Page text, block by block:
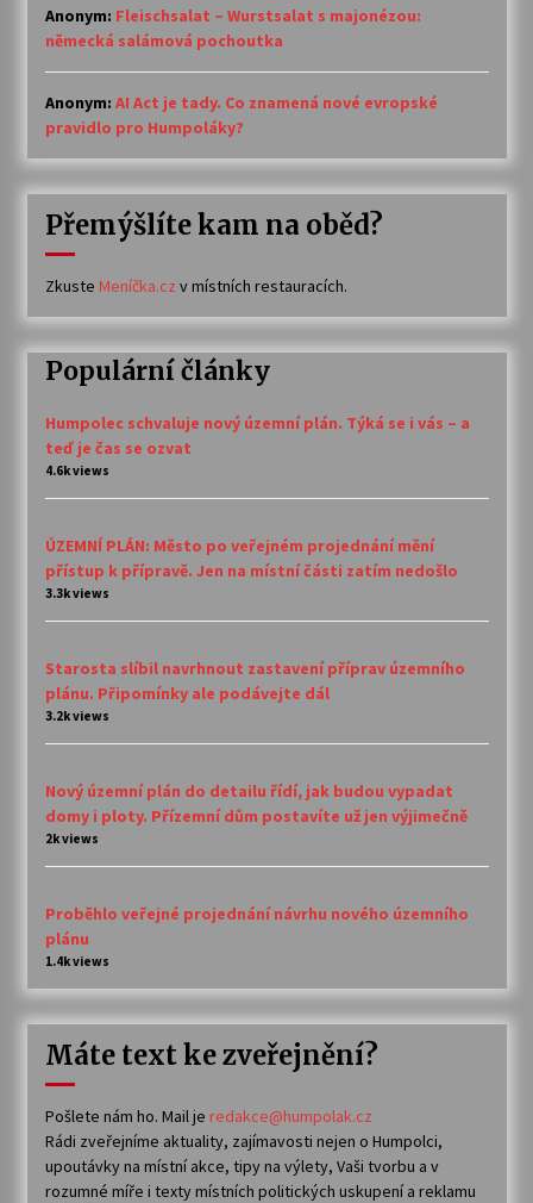
Anonym: Fleischsalat – Wurstsalat s majonézou:
německá salámová pochoutka
Anonym: AI Act je tady. Co znamená nové evropské
pravidlo pro Humpoláky?
Přemýšlíte kam na oběd?
Zkuste Meníčka.cz v místních restauracích.
Populární články
Humpolec schvaluje nový územní plán. Týká se i vás – a
teď je čas se ozvat
4.6k views
ÚZEMNÍ PLÁN: Město po veřejném projednání mění
přístup k přípravě. Jen na místní části zatím nedošlo
3.3k views
Starosta slíbil navrhnout zastavení příprav územního
plánu. Připomínky ale podávejte dál
3.2k views
Nový územní plán do detailu řídí, jak budou vypadat
domy i ploty. Přízemní dům postavíte už jen výjimečně
2k views
Proběhlo veřejné projednání návrhu nového územního
plánu
1.4k views
Máte text ke zveřejnění?
Pošlete nám ho. Mail je redakce@humpolak.cz
Rádi zveřejníme aktuality, zajímavosti nejen o Humpolci,
upoutávky na místní akce, tipy na výlety, Vaši tvorbu a v
rozumné míře i texty místních politických uskupení a reklamu